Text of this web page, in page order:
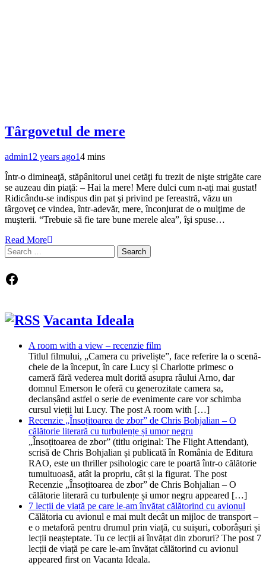
Târgovetul de mere
admin12 years ago14 mins
Într-o dimineaţă, stăpânitorul unei cetăţi fu trezit de nişte strigăte care
se auzeau din piaţă: – Hai la mere! Mere dulci cum n-aţi mai gustat!
Ridicându-se indispus din pat şi privind pe fereastră, văzu un
târgoveţ ce vindea, într-adevăr, mere, înconjurat de o mulţime de
muşterii. “Trebuie să fie tare bune merele alea”, îşi spuse…
Read More
Search
for:
Facebook
Vacanta Ideala
A room with a view – recenzie film
Titlul filmului, „Camera cu priveliște”, face referire la o scenă-
cheie de la început, în care Lucy și Charlotte primesc o
cameră fără vederea mult dorită asupra râului Arno, dar
domnul Emerson le oferă cu generozitate camera sa,
declanșând astfel o serie de evenimente care vor schimba
cursul vieții lui Lucy. The post A room with […]
Recenzie „Însoțitoarea de zbor” de Chris Bohjalian – O
călătorie literară cu turbulențe și umor negru
„Însoțitoarea de zbor” (titlu original: The Flight Attendant),
scrisă de Chris Bohjalian și publicată în România de Editura
RAO, este un thriller psihologic care te poartă într-o călătorie
tumultuoasă, atât la propriu, cât și la figurat. The post
Recenzie „Însoțitoarea de zbor” de Chris Bohjalian – O
călătorie literară cu turbulențe și umor negru appeared […]
7 lecții de viață pe care le-am învățat călătorind cu avionul
Călătoria cu avionul e mai mult decât un mijloc de transport –
e o metaforă pentru drumul prin viață, cu suișuri, coborâșuri și
lecții neașteptate. Tu ce lecții ai învățat din zboruri? The post 7
lecții de viață pe care le-am învățat călătorind cu avionul
appeared first on Vacanta Ideala.